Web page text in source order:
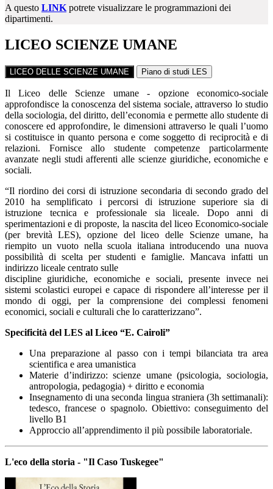
A questo LINKpotrete visualizzare le programmazioni dei
dipartimenti.
LICEO SCIENZE UMANE
LICEO DELLE SCIENZE UMANE Piano di studi LES
Il Liceo delle Scienze umane - opzione economico-sociale
approfondisce la conoscenza del sistema sociale, attraverso lo studio
della sociologia, del diritto, dell’economia e permette allo studente di
conoscere ed approfondire, le dimensioni attraverso le quali l’uomo
si costituisce in quanto persona e come soggetto di reciprocità e di
relazioni. Fornisce allo studente competenze particolarmente
avanzate negli studi afferenti alle scienze giuridiche, economiche e
sociali.
“Il riordino dei corsi di istruzione secondaria di secondo grado del
2010 ha semplificato i percorsi diistruzione superiore sia di
istruzione tecnica e professionale sia liceale. Dopo anni di
sperimentazioni e di proposte, la nascita del liceo Economico-sociale
(per brevità LES), opzione del liceo delle Scienze umane, ha
riempito un vuoto nella scuola italiana introducendo una nuova
possibilità di scelta per studenti e famiglie. Mancava infatti un
indirizzo liceale centrato sulle
discipline giuridiche, economiche e sociali, presente invece nei
sistemi scolastici europei e capace di rispondere all’interesse per il
mondo di oggi, per la comprensione dei complessi fenomeni
economici, sociali e culturali che lo caratterizzano”.
Specificità del LES al Liceo “E. Cairoli”
Una preparazione al passo con i tempi bilanciata tra area
scientifica e area umanistica
Materie d’indirizzo: scienze umane (psicologia, sociologia,
antropologia, pedagogia) + diritto e economia
Insegnamento di una seconda lingua straniera (3h settimanali):
tedesco, francese o spagnolo. Obiettivo: conseguimento del
livello B1
Approccio all’apprendimento il più possibile laboratoriale.
L'eco della storia - "Il Caso Tuskegee"